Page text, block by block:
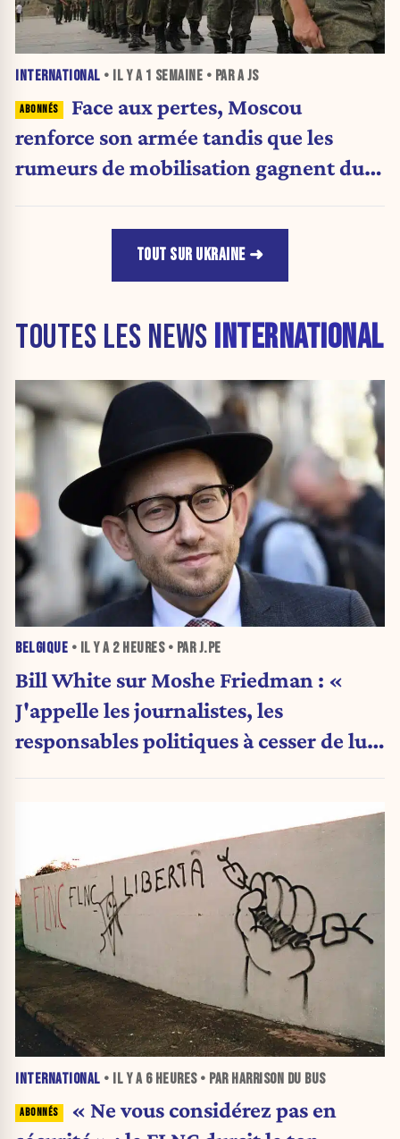
INTERNATIONAL • IL Y A 1 SEMAINE • PAR A JS
Face aux pertes, Moscou
renforce son armée tandis que les
rumeurs de mobilisation gagnent du
TOUT SUR UKRAINE
TOUTES LES NEWS INTERNATIONAL
BELGIQUE • IL Y A 2 HEURES• PAR J.PE
Bill White sur Moshe Friedman : «
J'appelle les journalistes, les
responsables politiques à cesser de lui
INTERNATIONAL • IL Y A 6 HEURES• PAR HARRISON DU BUS
« Ne vous considérez pas en